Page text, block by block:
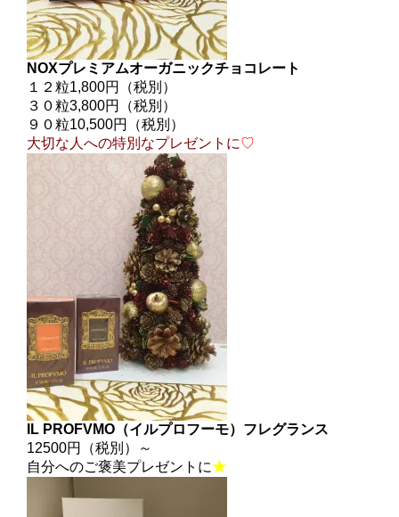
NOXプレミアムオーガニックチョコレート
１２粒1,800円（税別）
３０粒3,800円（税別）
９０粒10,500円（税別）
大切な人への特別なプレゼントに♡
IL PROFVMO（イルプロフーモ）フレグランス
12500円（税別）～
自分へのご褒美プレゼントに★